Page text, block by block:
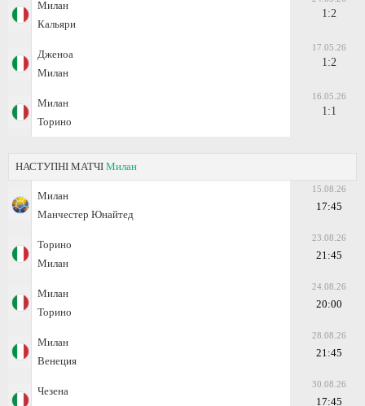
Милан
Кальяри
1:2
Дженоа
Милан
17.05.26
1:2
Милан
Торино
16.05.26
1:1
НАСТУПНІ МАТЧІ Милан
Милан
Манчестер Юнайтед
15.08.26
17:45
Торино
Милан
23.08.26
21:45
Милан
Торино
24.08.26
20:00
Милан
Венеция
28.08.26
21:45
Чезена
30.08.26
17:45